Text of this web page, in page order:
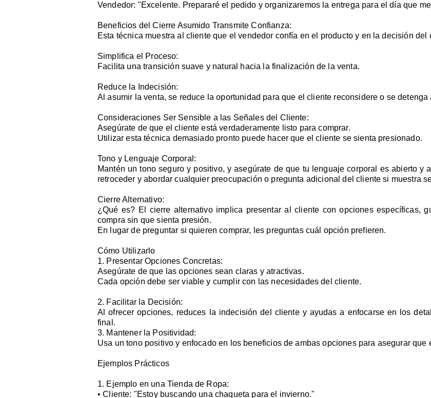
Vendedor: "Excelente. Prepararé el pedido y organizaremos la entrega para el día que
Beneficios del Cierre Asumido Transmite Confianza:
Esta técnica muestra al cliente que el vendedor confía en el producto y en la decisión del
Simplifica el Proceso:
Facilita una transición suave y natural hacia la finalización de la venta.
Reduce la Indecisión:
Al asumir la venta, se reduce la oportunidad para que el cliente reconsidere o se detenga
Consideraciones Ser Sensible a las Señales del Cliente:
Asegúrate de que el cliente está verdaderamente listo para comprar.
Utilizar esta técnica demasiado pronto puede hacer que el cliente se sienta presionado.
Tono y Lenguaje Corporal:
Mantén un tono seguro y positivo, y asegúrate de que tu lenguaje corporal es abierto y
retroceder y abordar cualquier preocupación o pregunta adicional del cliente si muestra
Cierre Alternativo:
¿Qué es? El cierre alternativo implica presentar al cliente con opciones específicas,
compra sin que sienta presión.
En lugar de preguntar si quieren comprar, les preguntas cuál opción prefieren.
Cómo Utilizarlo
1. Presentar Opciones Concretas:
Asegúrate de que las opciones sean claras y atractivas.
Cada opción debe ser viable y cumplir con las necesidades del cliente.
2. Facilitar la Decisión:
Al ofrecer opciones, reduces la indecisión del cliente y ayudas a enfocarse en los
final.
3. Mantener la Positividad:
Usa un tono positivo y enfocado en los beneficios de ambas opciones para asegurar
Ejemplos Prácticos
1. Ejemplo en una Tienda de Ropa:
• Cliente: "Estoy buscando una chaqueta para el invierno."